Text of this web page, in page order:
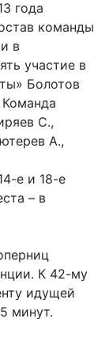
года
команды
в
участие в
Болотов
С.,
А.,
е и 18-е
– в
К 42-му
идущей
минут.